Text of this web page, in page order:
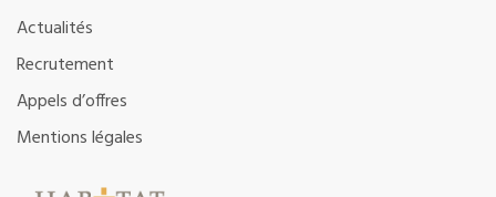
Actualités
Recrutement
Appels d’offres
Mentions légales